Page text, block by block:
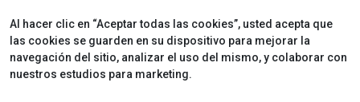
Al hacer clic en “Aceptar todas las cookies”, usted acepta que
las cookies se guarden en su dispositivo para mejorar la
navegación del sitio, analizar el uso del mismo, y colaborar con
nuestros estudios para marketing.